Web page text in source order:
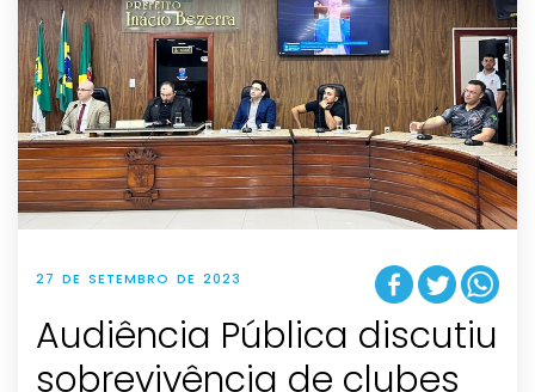
27 DE SETEMBRO DE 2023
Audiência Pública discutiu
sobrevivência de clubes